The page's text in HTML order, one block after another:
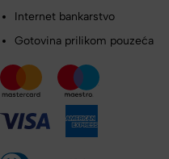
Internet bankarstvo
Gotovina prilikom pouzeća